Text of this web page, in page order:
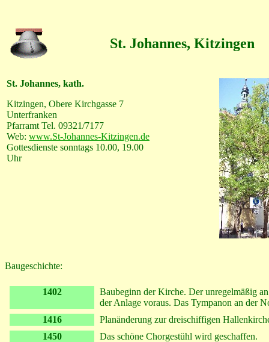
St. Johannes, Kitzingen
St. Johannes, kath.
Kitzingen, Obere Kirchgasse 7
Unterfranken
Pfarramt Tel. 09321/7177
Web: www.St-Johannes-Kitzingen.de
Gottesdienste sonntags 10.00, 19.00
Uhr
Baugeschichte:
1402
Baubeginn der Kirche. Der unregelmäßig
der Anlage voraus. Das Tympanon an der
1416
Planänderung zur dreischiffigen
1450
Das schöne Chorgestühl wird geschaffen.